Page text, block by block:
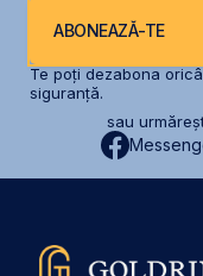
ABONEAZĂ-TE
Te poți dezabona
siguranță.
sau